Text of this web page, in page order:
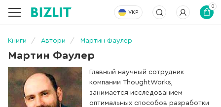
УКР
0
Книги Автори Мартин Фаулер
Мартин Фаулер
Главный научный сотрудник
компании ThoughtWorks,
занимается исследованием
оптимальных способов разработки